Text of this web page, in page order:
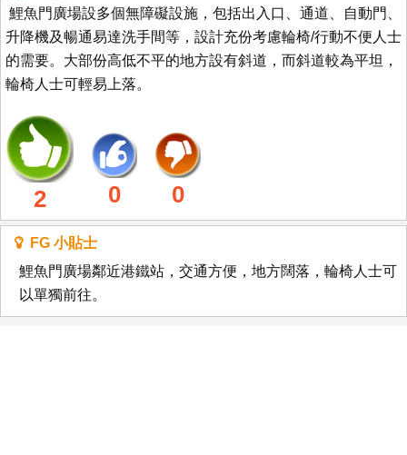
鯉魚門廣場設多個無障礙設施，包括出入口、通道、自動門、
升降機及暢通易達洗手間等，設計充份考慮輪椅/行動不便人士
的需要。大部份高低不平的地方設有斜道，而斜道較為平坦，
輪椅人士可輕易上落。
2 0 0
FG 小貼士
鯉魚門廣場鄰近港鐵站，交通方便，地方闊落，輪椅人士可
以單獨前往。